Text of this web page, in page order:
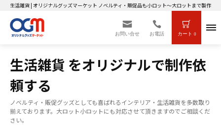
生活雑貨 | オリジナルグッズマーケット ノベルティ・販促品も小ロット～大ロットまで製作OK
お問い合せ お電話 カート 0
生活雑貨 をオリジナルで制作依
頼する
ノベルティ・販促グッズとしても喜ばれるインテリア・生活雑貨を多数取り
揃えております。大ロット小ロットにも対応させて頂きますのでご相談くだ
さい。